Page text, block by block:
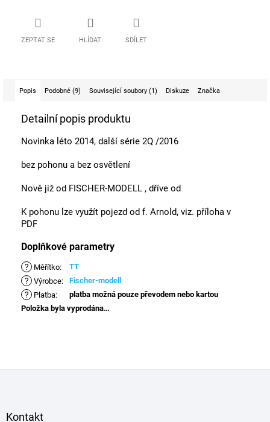
ZEPTAT SE HLÍDAT SDÍLET
Popis Podobné (9) Související soubory (1) Diskuze Značka
Detailní popis produktu
Novinka léto 2014, další série 2Q /2016
bez pohonu a bez osvětlení
Nově již od FISCHER-MODELL , dříve od
K pohonu lze využít pojezd od f. Arnold, viz. příloha v
PDF
Doplňkové parametry
? Měřítko: TT
? Výrobce: Fischer-modell
? Platba:
platba možná pouze převodem nebo kartou
Položka byla vyprodána…
Kontakt